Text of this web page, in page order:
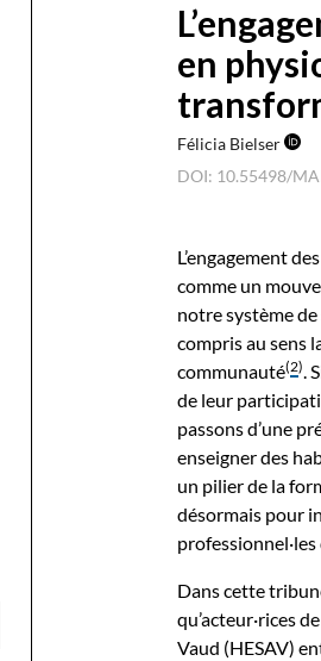
en
Félicia Bielser
DOI: 10.55498/
L’engagement
comme un
notre système
compris au sens
communauté(2).
de leur
passons d’une
enseigner des
un pilier de la
désormais pour
professionnel·les
Dans cette
qu’acteur·rices
Vaud (HESAV)